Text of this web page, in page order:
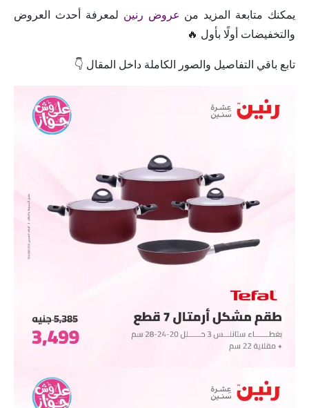
يمكنك متابعة المزيد من عروض رنين لمعرفة أحدث العروض
والتخفيضات أولًا بأول 🔥
تابع باقي التفاصيل والصور الكاملة داخل المقال 👇